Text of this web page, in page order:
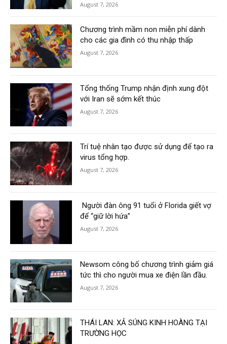
August 7, 2026
Chương trình mầm non miễn phí dành
cho các gia đình có thu nhập thấp
August 7, 2026
Tổng thống Trump nhận định xung đột
với Iran sẽ sớm kết thúc
August 7, 2026
Trí tuệ nhân tạo được sử dụng để tạo ra
virus tổng hợp.
August 7, 2026
Người đàn ông 91 tuổi ở Florida giết vợ
để “giữ lời hứa”
August 7, 2026
Newsom công bố chương trình giảm giá
tức thì cho người mua xe điện lần đầu.
August 7, 2026
THÁI LAN: XẢ SÚNG KINH HOÀNG TẠI
TRƯỜNG HỌC